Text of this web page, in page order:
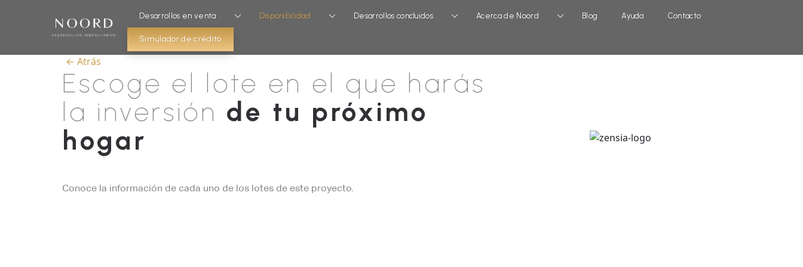
Desarrollos en venta Disponibilidad Desarrollos concluidos Acerca de Noord Blog Ayuda Contacto
Simulador de crédito
← Atrás
Escoge el lote en el que harás
la inversión de tu próximo
hogar
Conoce la información de cada uno de los lotes de este proyecto.